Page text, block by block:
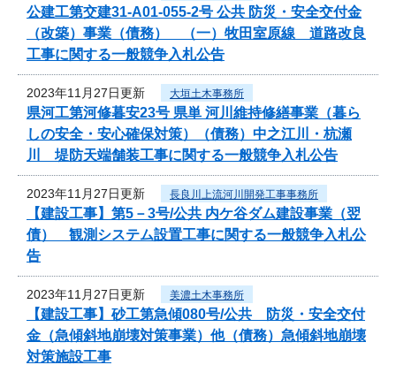
公建工第交建31-A01-055-2号 公共 防災・安全交付金
（改築）事業（債務） （一）牧田室原線 道路改良
工事に関する一般競争入札公告
2023年11月27日更新 大垣土木事務所
県河工第河修暮安23号 県単 河川維持修繕事業（暮ら
しの安全・安心確保対策）（債務）中之江川・杭瀬
川 堤防天端舗装工事に関する一般競争入札公告
2023年11月27日更新 長良川上流河川開発工事事務所
【建設工事】第5－3号/公共 内ケ谷ダム建設事業（翌
債） 観測システム設置工事に関する一般競争入札公
告
2023年11月27日更新 美濃土木事務所
【建設工事】砂工第急傾080号/公共 防災・安全交付
金（急傾斜地崩壊対策事業）他（債務）急傾斜地崩壊
対策施設工事